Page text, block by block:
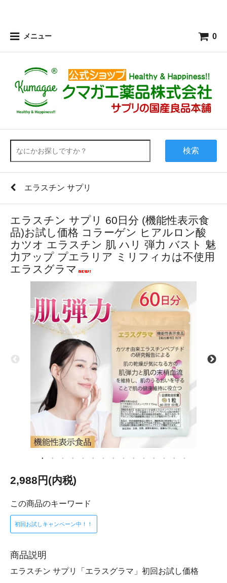
メニュー 0
検索
エラスチン サプリ
エラスチン サプリ 60日分 (機能性表示食
品)お試し価格 コラーゲン ヒアルロン酸
カツオ エラスチン 肌 ハリ 弾力 バスト 魅
力アップ プエラリア ミリフィカは不使用
エラスグラマ
2,988円(内税)
この商品のキーワード
初回お試しキャンペーン中！！
商品説明
エラスチン サプリ「エラスグラマ」初回お試し価格